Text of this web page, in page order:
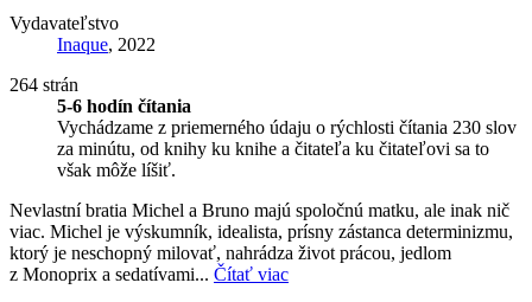
Vydavateľstvo
Inaque, 2022
264 strán
5-6 hodín čítania
Vychádzame z priemerného údaju o rýchlosti čítania 230 slov
za minútu, od knihy ku knihe a čitateľa ku čitateľovi sa to
však môže líšiť.
Nevlastní bratia Michel a Bruno majú spoločnú matku, ale inak nič
viac. Michel je výskumník, idealista, prísny zástanca determinizmu,
ktorý je neschopný milovať, nahrádza život prácou, jedlom
z Monoprix a sedatívami... Čítať viac